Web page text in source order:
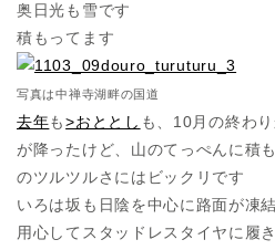
奥日光も雪です
積もってます
写真は中禅寺湖畔の国道
去年も>おととし も、10月の終わ
が降ったけど、山のてっぺんに積
のツルツルさにはビックリです
いろは坂も日陰を中心に路面が凍
用心してスタッドレスタイヤに履